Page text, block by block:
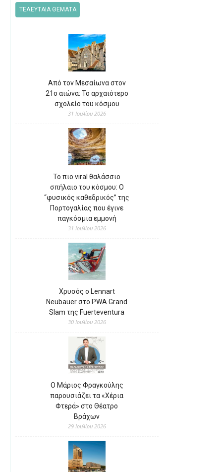
ΤΕΛΕΥΤΑΙΑ ΘΕΜΑΤΑ
Από τον Μεσαίωνα στον
21ο αιώνα: Το αρχαιότερο
σχολείο του κόσμου
31 Ιουλίου 2026
Το πιο viral θαλάσσιο
σπήλαιο του κόσμου: Ο
“φυσικός καθεδρικός” της
Πορτογαλίας που έγινε
παγκόσμια εμμονή
31 Ιουλίου 2026
Χρυσός ο Lennart
Neubauer στο PWA Grand
Slam της Fuerteventura
30 Ιουλίου 2026
Ο Μάριος Φραγκούλης
παρουσιάζει τα «Χέρια
Φτερά» στο Θέατρο
Βράχων
29 Ιουλίου 2026